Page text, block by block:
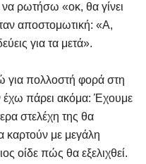
ρωτήσω «οκ, θα γίνει
αποστομωτική: «Α,
για τα μετά».
για πολλοστή φορά στη
έχω πάρει ακόμα: Έχουμε
στελέχη της θα
καρτούν με μεγάλη
οίδε πώς θα εξελιχθεί.